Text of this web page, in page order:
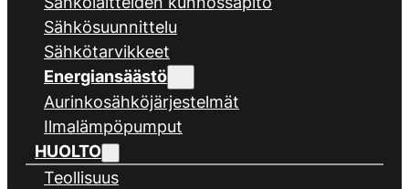
Sähkösuunnittelu
Sähkötarvikkeet
Energiansäästö
Aurinkosähköjärjestelmät
Ilmalämpöpumput
HUOLTO
Teollisuus